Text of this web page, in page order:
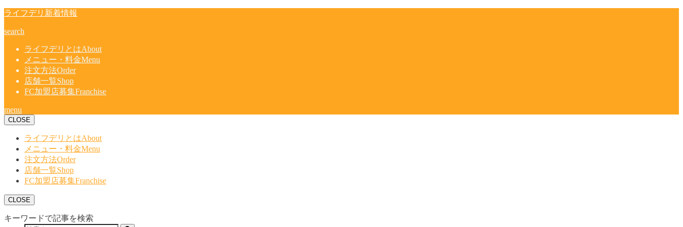
ライフデリ新着情報
search
ライフデリとはAbout
メニュー・料金Menu
注文方法Order
店舗一覧Shop
FC加盟店募集Franchise
menu
CLOSE
ライフデリとはAbout
メニュー・料金Menu
注文方法Order
店舗一覧Shop
FC加盟店募集Franchise
CLOSE
キーワードで記事を検索